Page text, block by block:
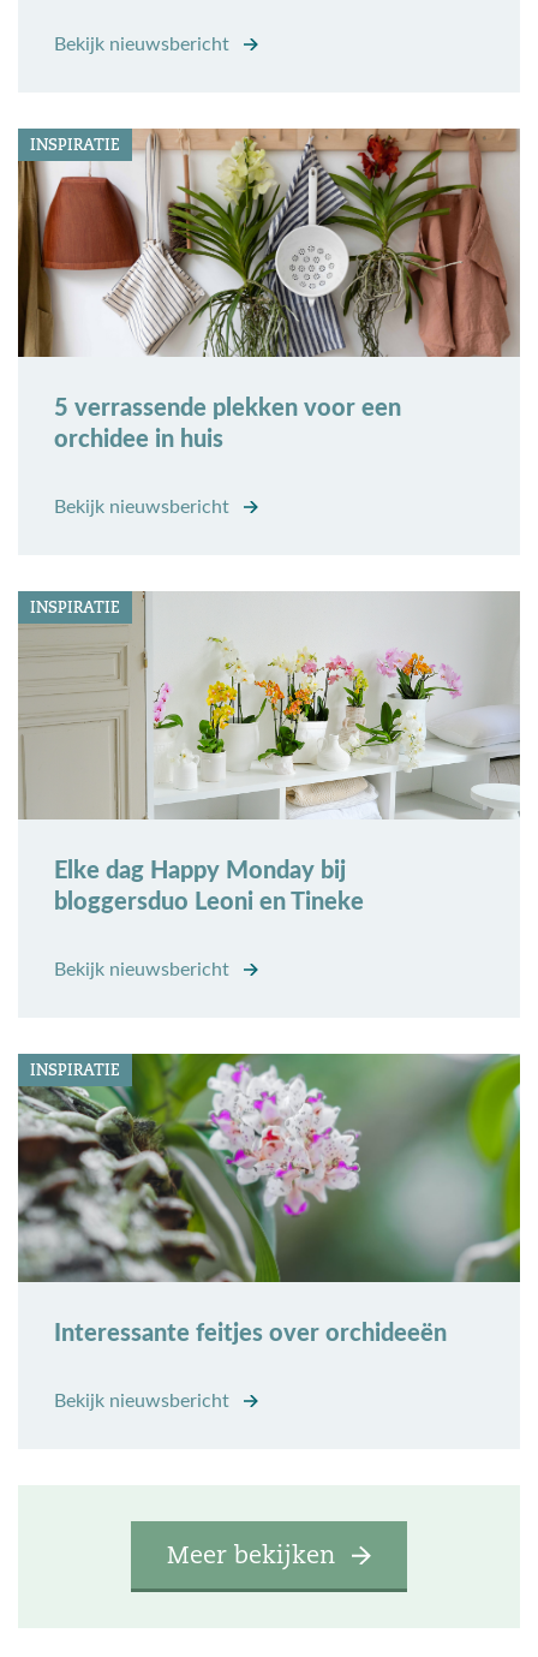
Bekijk nieuwsbericht
INSPIRATIE
5 verrassende plekken voor een
orchidee in huis
Bekijk nieuwsbericht
INSPIRATIE
Elke dag Happy Monday bij
bloggersduo Leoni en Tineke
Bekijk nieuwsbericht
INSPIRATIE
Interessante feitjes over orchideeën
Bekijk nieuwsbericht
Meer bekijken